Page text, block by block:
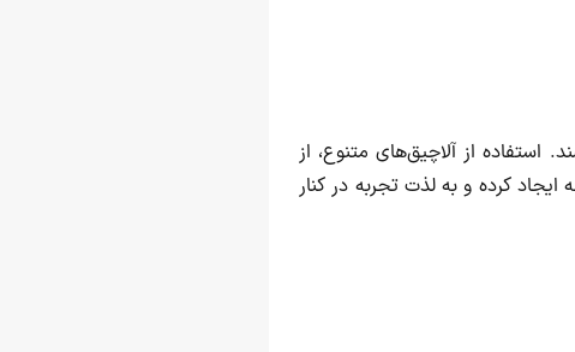
از آلاچیق‌های متنوع، از
کرده و به لذت تجربه در کنار